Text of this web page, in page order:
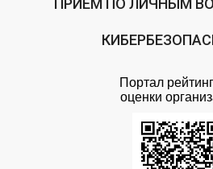
ПРИЕМ ПО ЛИЧНЫМ
Портал
оценки